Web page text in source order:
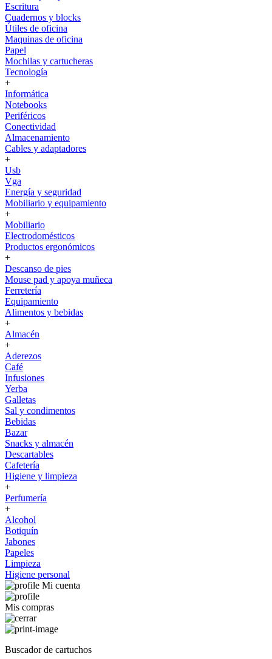
Escritura
Cuadernos y blocks
Útiles de oficina
Maquinas de oficina
Papel
Mochilas y cartucheras
Tecnología
+
Informática
Notebooks
Periféricos
Conectividad
Almacenamiento
Cables y adaptadores
+
Usb
Vga
Energía y seguridad
Mobiliario y equipamiento
+
Mobiliario
Electrodomésticos
Productos ergonómicos
+
Descanso de pies
Mouse pad y apoya muñeca
Ferretería
Equipamiento
Alimentos y bebidas
+
Almacén
+
Aderezos
Café
Infusiones
Yerba
Galletas
Sal y condimentos
Bebidas
Bazar
Snacks y almacén
Descartables
Cafetería
Higiene y limpieza
+
Perfumería
+
Alcohol
Botiquín
Jabones
Papeles
Limpieza
Higiene personal
Mi cuenta
Mis compras
Buscador de cartuchos